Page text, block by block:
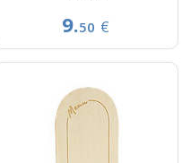
9.50 €